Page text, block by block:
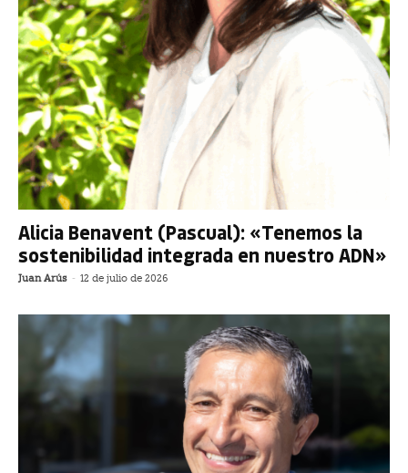
Alicia Benavent (Pascual): «Tenemos la
sostenibilidad integrada en nuestro ADN»
Juan Arús - 12 de julio de 2026